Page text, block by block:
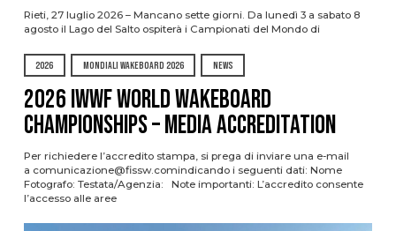
Rieti, 27 luglio 2026 – Mancano sette giorni. Da lunedì 3 a sabato 8
agosto il Lago del Salto ospiterà i Campionati del Mondo di
2026 MONDIALI WAKEBOARD 2026 NEWS
2026 IWWF WORLD WAKEBOARD
CHAMPIONSHIPS – MEDIA ACCREDITATION
Per richiedere l’accredito stampa, si prega di inviare una e-mail
a comunicazione@fissw.comindicando i seguenti dati: Nome
Fotografo: Testata/Agenzia: Note importanti: L’accredito consente
l’accesso alle aree